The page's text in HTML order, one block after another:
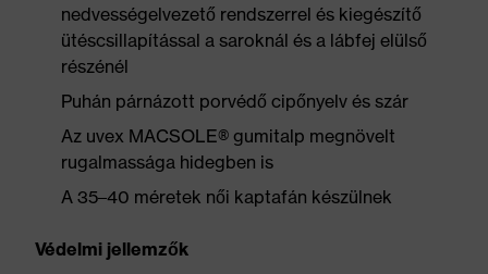
nedvességelvezető rendszerrel és kiegészítő
ütéscsillapítással a saroknál és a lábfej elülső
részénél
Puhán párnázott porvédő cipőnyelv és szár
Az uvex MACSOLE® gumitalp megnövelt
rugalmassága hidegben is
A 35–40 méretek női kaptafán készülnek
Védelmi jellemzők